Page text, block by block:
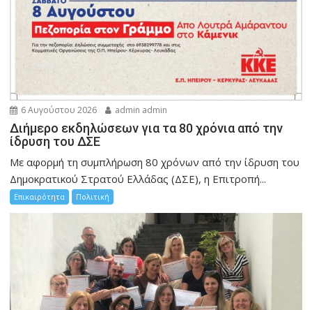
6 Αυγούστου 2026 admin admin
Διήμερο εκδηλώσεων για τα 80 χρόνια από την
ίδρυση του ΔΣΕ
Με αφορμή τη συμπλήρωση 80 χρόνων από την ίδρυση του
Δημοκρατικού Στρατού Ελλάδας (ΔΣΕ), η Επιτροπή...
Επικαιρότητα Πολιτική